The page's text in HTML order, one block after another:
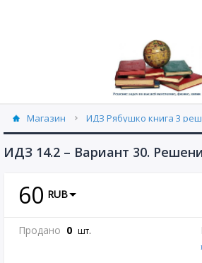
Магазин
ИДЗ Рябушко книга 3
ИДЗ 14.2 часть 3 Рябушко (30)
ИДЗ 14.2 – Вариант 30.
60 RUB
Продано 0 шт.